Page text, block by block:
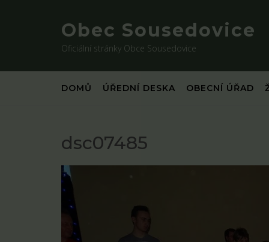
Obec Sousedovice
Oficiální stránky Obce Sousedovice
DOMŮ ÚŘEDNÍ DESKA OBECNÍ ÚŘAD
dsc07485